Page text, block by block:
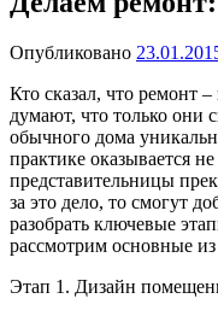
Опубликовано
Кто сказал, что ремонт
думают, что только они
обычного дома
практике оказывается
представительницы
за это дело, то смогут
разобрать ключевые
рассмотрим основные
Этап 1. Дизайн